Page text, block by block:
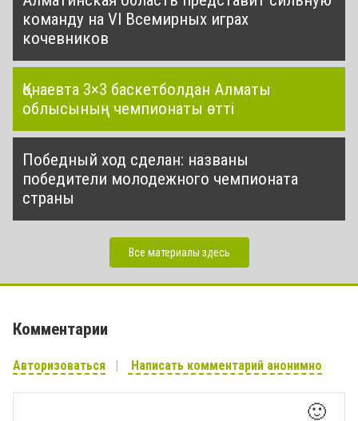
команду на VI Всемирных играх
кочевников
Қонаевта 3×3 баскетболдан Алматы
облысының чемпионаты өтті
Победный ход сделан: названы
победители молодежного чемпионата
страны
Все материалы здесь
Комментарии
Авторизоваться Написать комментарий анонимно
🙂